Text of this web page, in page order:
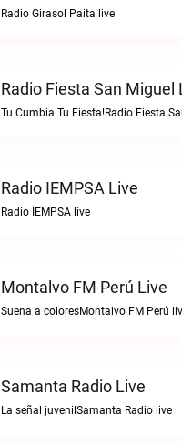
Radio Girasol Paita live
Radio Fiesta San Miguel
Radio IEMPSA Live
Radio IEMPSA live
Montalvo FM Perú Live
Suena a coloresMontalvo FM Perú
Samanta Radio Live
La señal juvenilSamanta Radio live